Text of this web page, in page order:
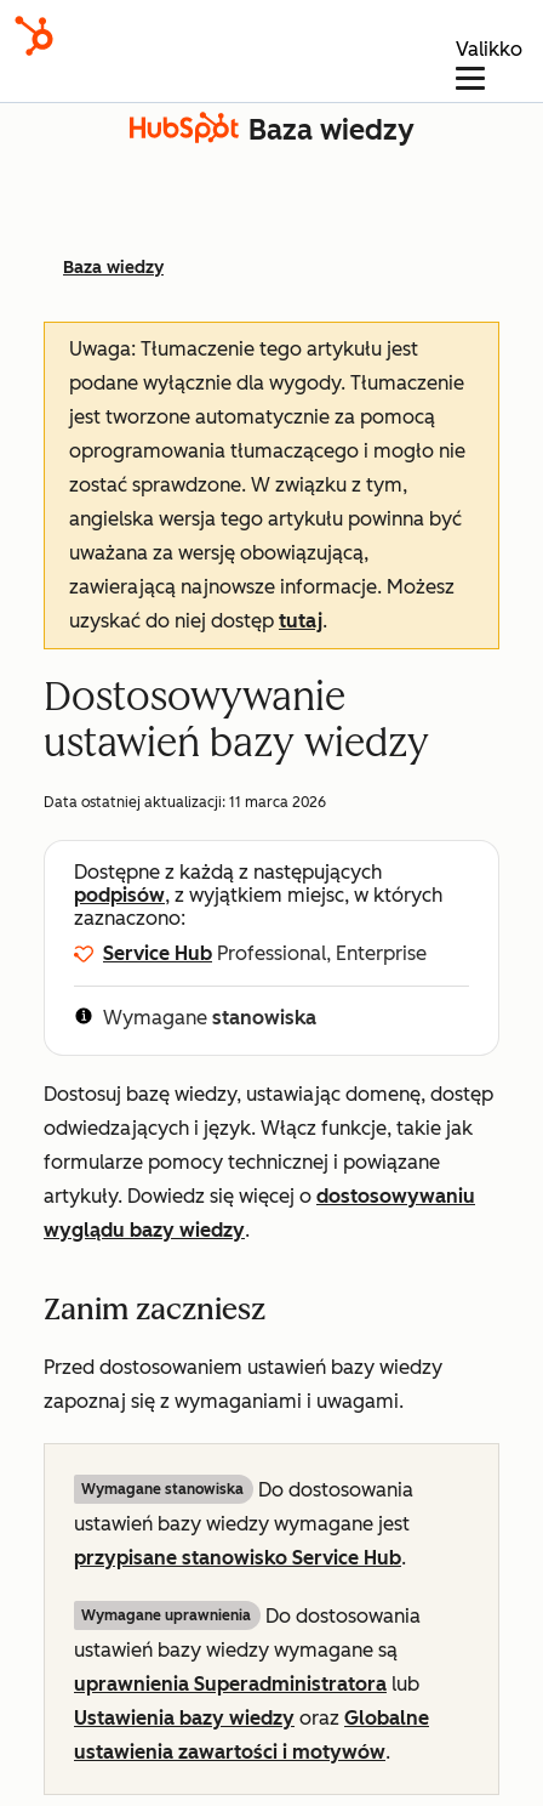
Valikko
Baza wiedzy
Baza wiedzy
Uwaga: Tłumaczenie tego artykułu jest
podane wyłącznie dla wygody. Tłumaczenie
jest tworzone automatycznie za pomocą
oprogramowania tłumaczącego i mogło nie
zostać sprawdzone. W związku z tym,
angielska wersja tego artykułu powinna być
uważana za wersję obowiązującą,
zawierającą najnowsze informacje. Możesz
uzyskać do niej dostęp tutaj.
Dostosowywanie
ustawień bazy wiedzy
Data ostatniej aktualizacji: 11 marca 2026
Dostępne z każdą z następujących
podpisów, z wyjątkiem miejsc, w których
zaznaczono:
Service Hub Professional, Enterprise
Wymagane stanowiska
Dostosuj bazę wiedzy, ustawiając domenę, dostęp
odwiedzających i język. Włącz funkcje, takie jak
formularze pomocy technicznej i powiązane
artykuły. Dowiedz się więcej o dostosowywaniu
wyglądu bazy wiedzy.
Zanim zaczniesz
Przed dostosowaniem ustawień bazy wiedzy
zapoznaj się z wymaganiami i uwagami.
Wymagane stanowiska
Do dostosowania
ustawień bazy wiedzy wymagane jest
przypisane stanowisko Service Hub.
Wymagane uprawnienia
Do dostosowania
ustawień bazy wiedzy wymagane są
uprawnienia Superadministratora lub
Ustawienia bazy wiedzy oraz Globalne
ustawienia zawartości i motywów.